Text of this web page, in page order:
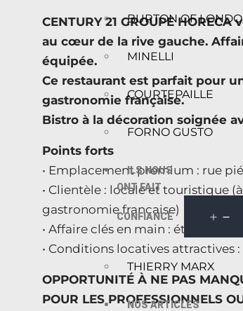
BURTON OF
MINELLI
COURTEPAILLE
FORNO GUSTO
ILS NOUS
ONT FAIT
CONFIANCE
THIERRY MARX
NOS ARTICLES
CENTURY 21 GROUPE
au cœur de la rive gauche.
équipée.
Ce restaurant est parfait pour
gastronomie française.
Bistro à la décoration soignée
Points forts
• Emplacement premium : rue
• Clientèle : locale et touristique
gastronomie française)
• Affaire clés en main :
• Conditions locatives attractives
OPPORTUNITÉ À NE PAS
POUR LES PROFESSIONNELS